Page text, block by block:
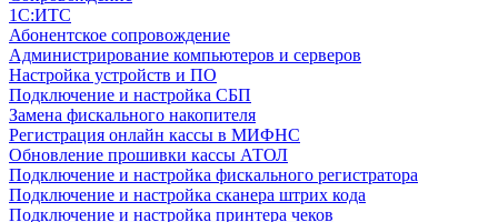
1C:ИТС
Абонентское сопровождение
Администрирование компьютеров и серверов
Настройка устройств и ПО
Подключение и настройка СБП
Замена фискального накопителя
Регистрация онлайн кассы в МИФНС
Обновление прошивки кассы АТОЛ
Подключение и настройка фискального регистратора
Подключение и настройка сканера штрих кода
Подключение и настройка принтера чеков